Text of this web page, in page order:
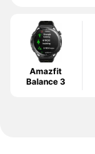
Amazfit
Balance 3